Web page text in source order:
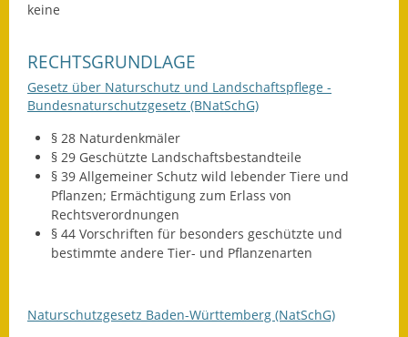
Bauen und Wohnen
Baugebiete & Bauplätze
Bebauungspläne
Flächennutzungsplan
keine
RECHTSGRUNDLAGE
Gesetz über Naturschutz und Landschaftspflege -
Bundesnaturschutzgesetz (BNatSchG)
§ 28 Naturdenkmäler
§ 29 Geschützte Landschaftsbestandteile
§ 39 Allgemeiner Schutz wild lebender Tiere und
Pflanzen; Ermächtigung zum Erlass von
Rechtsverordnungen
§ 44 Vorschriften für besonders geschützte und
bestimmte andere Tier- und Pflanzenarten
Naturschutzgesetz Baden-Württemberg (NatSchG)